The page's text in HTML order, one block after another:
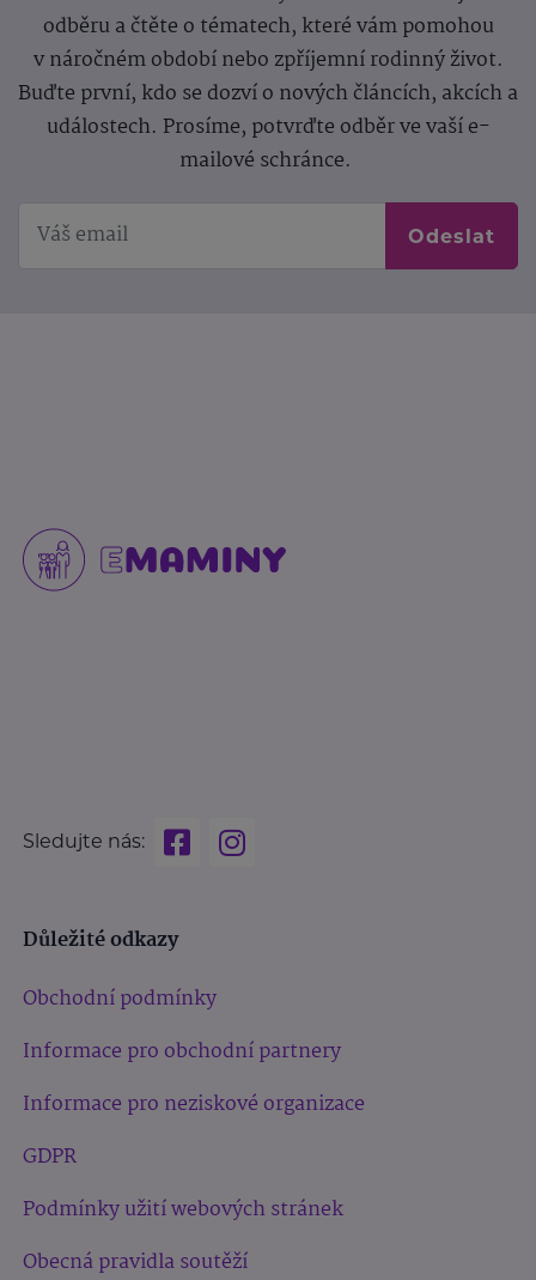
odběru a čtěte o tématech, které vám pomohou
v náročném období nebo zpříjemní rodinný život.
Buďte první, kdo se dozví o nových článcích, akcích a
událostech. Prosíme, potvrďte odběr ve vaší e-
mailové schránce.
Odeslat
Sledujte nás:
Důležité odkazy
Obchodní podmínky
Informace pro obchodní partnery
Informace pro neziskové organizace
GDPR
Podmínky užití webových stránek
Obecná pravidla soutěží